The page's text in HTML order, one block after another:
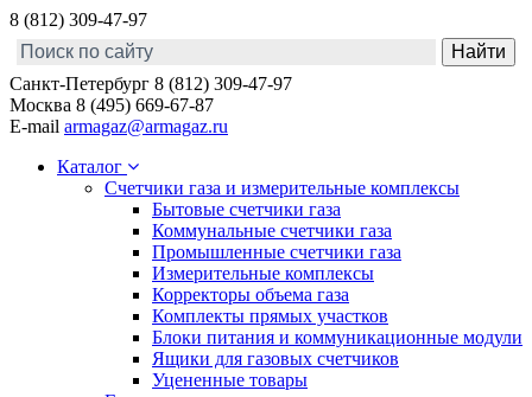
8 (812) 309-47-97
Санкт-Петербург 8 (812) 309-47-97
Москва 8 (495) 669-67-87
E-mail armagaz@armagaz.ru
Каталог
Счетчики газа и измерительные комплексы
Бытовые счетчики газа
Коммунальные счетчики газа
Промышленные счетчики газа
Измерительные комплексы
Корректоры объема газа
Комплекты прямых участков
Блоки питания и коммуникационные модули
Ящики для газовых счетчиков
Уцененные товары